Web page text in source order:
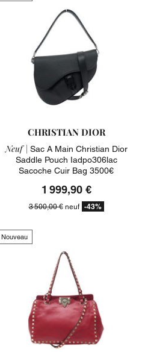
CHRISTIAN DIOR
Neuf | Sac A Main Christian Dior
Saddle Pouch Iadpo306lac
Sacoche Cuir Bag 3500€
1 999,90 €
3 500,00 €neuf -43%
Nouveau